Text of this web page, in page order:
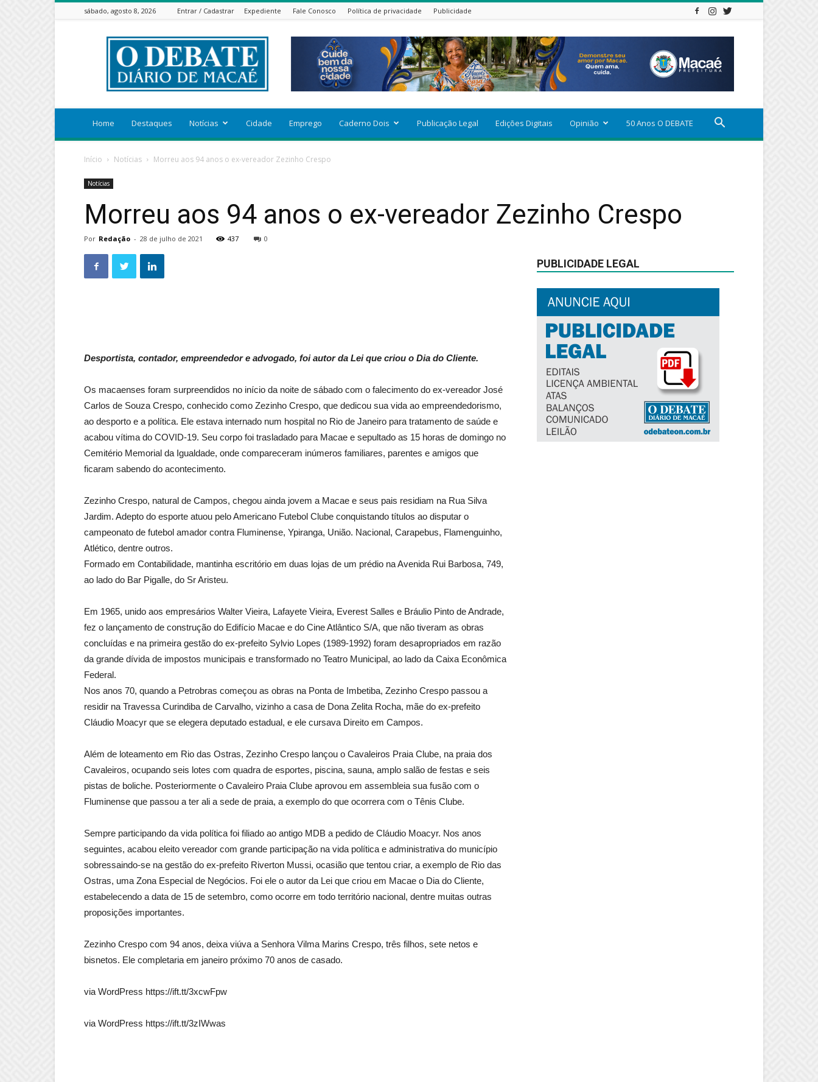
sábado, agosto 8, 2026 Entrar / Cadastrar Expediente Fale Conosco Política de privacidade Publicidade
ODEBATEON
Home Destaques Notícias Cidade Emprego Caderno Dois Publicação Legal Edições Digitais Opinião 50 Anos O DEBATE
Início Notícias Morreu aos 94 anos o ex-vereador Zezinho Crespo
Notícias
Morreu aos 94 anos o ex-vereador Zezinho Crespo
Por Redação - 28 de julho de 2021 437 0
Desportista, contador, empreendedor e advogado, foi autor da Lei que criou o Dia do Cliente.
Os macaenses foram surpreendidos no início da noite de sábado com o falecimento do ex-vereador José
Carlos de Souza Crespo, conhecido como Zezinho Crespo, que dedicou sua vida ao empreendedorismo,
ao desporto e a política. Ele estava internado num hospital no Rio de Janeiro para tratamento de saúde e
acabou vítima do COVID-19. Seu corpo foi trasladado para Macae e sepultado as 15 horas de domingo no
Cemitério Memorial da Igualdade, onde compareceram inúmeros familiares, parentes e amigos que
ficaram sabendo do acontecimento.
Zezinho Crespo, natural de Campos, chegou ainda jovem a Macae e seus pais residiam na Rua Silva
Jardim. Adepto do esporte atuou pelo Americano Futebol Clube conquistando títulos ao disputar o
campeonato de futebol amador contra Fluminense, Ypiranga, União. Nacional, Carapebus, Flamenguinho,
Atlético, dentre outros.
Formado em Contabilidade, mantinha escritório em duas lojas de um prédio na Avenida Rui Barbosa, 749,
ao lado do Bar Pigalle, do Sr Aristeu.
Em 1965, unido aos empresários Walter Vieira, Lafayete Vieira, Everest Salles e Bráulio Pinto de Andrade,
fez o lançamento de construção do Edifício Macae e do Cine Atlântico S/A, que não tiveram as obras
concluídas e na primeira gestão do ex-prefeito Sylvio Lopes (1989-1992) foram desapropriados em razão
da grande dívida de impostos municipais e transformado no Teatro Municipal, ao lado da Caixa Econômica
Federal.
Nos anos 70, quando a Petrobras começou as obras na Ponta de Imbetiba, Zezinho Crespo passou a
residir na Travessa Curindiba de Carvalho, vizinho a casa de Dona Zelita Rocha, mãe do ex-prefeito
Cláudio Moacyr que se elegera deputado estadual, e ele cursava Direito em Campos.
Além de loteamento em Rio das Ostras, Zezinho Crespo lançou o Cavaleiros Praia Clube, na praia dos
Cavaleiros, ocupando seis lotes com quadra de esportes, piscina, sauna, amplo salão de festas e seis
pistas de boliche. Posteriormente o Cavaleiro Praia Clube aprovou em assembleia sua fusão com o
Fluminense que passou a ter ali a sede de praia, a exemplo do que ocorrera com o Tênis Clube.
Sempre participando da vida política foi filiado ao antigo MDB a pedido de Cláudio Moacyr. Nos anos
seguintes, acabou eleito vereador com grande participação na vida política e administrativa do município
sobressaindo-se na gestão do ex-prefeito Riverton Mussi, ocasião que tentou criar, a exemplo de Rio das
Ostras, uma Zona Especial de Negócios. Foi ele o autor da Lei que criou em Macae o Dia do Cliente,
estabelecendo a data de 15 de setembro, como ocorre em todo território nacional, dentre muitas outras
proposições importantes.
Zezinho Crespo com 94 anos, deixa viúva a Senhora Vilma Marins Crespo, três filhos, sete netos e
bisnetos. Ele completaria em janeiro próximo 70 anos de casado.
via WordPress https://ift.tt/3xcwFpw
via WordPress https://ift.tt/3zIWwas
PUBLICIDADE LEGAL